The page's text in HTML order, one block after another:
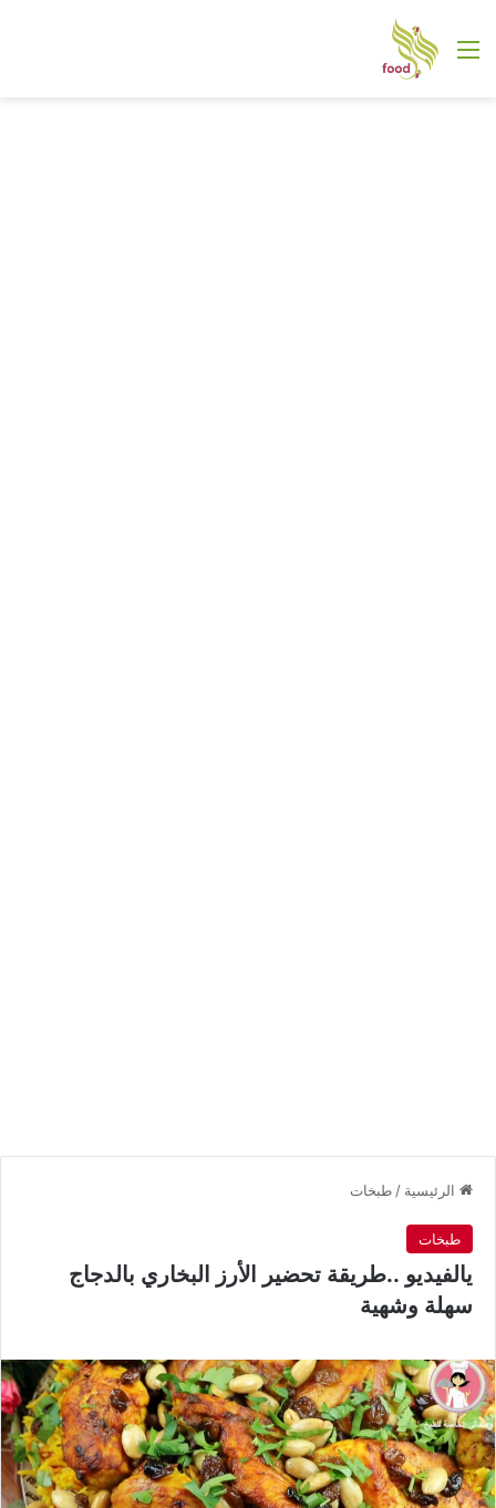
القائمة
الرئيسية / طبخات
طبخات
يالفيديو ..طريقة تحضير الأرز البخاري بالدجاج
سهلة وشهية